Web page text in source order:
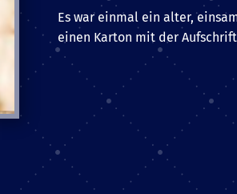
Es war einmal ein alter,
einen Karton mit der